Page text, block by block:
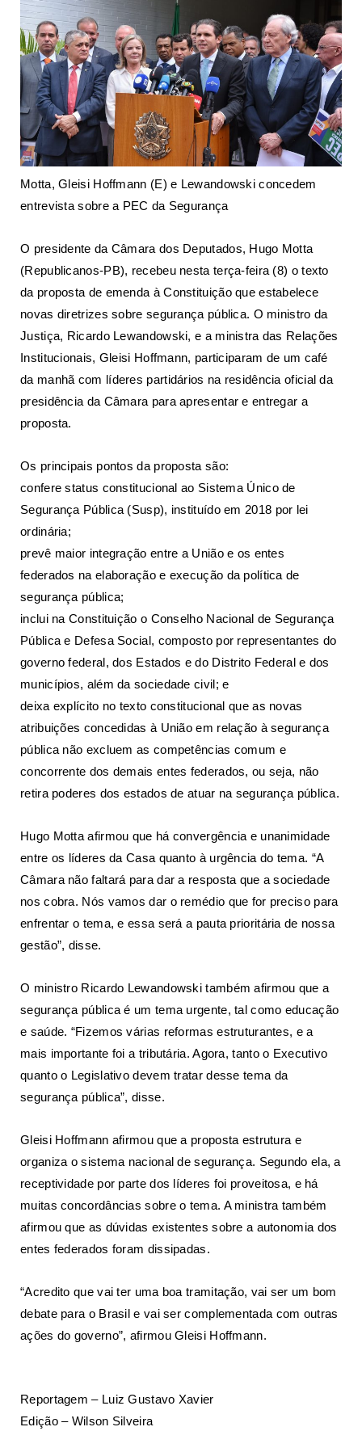
Motta, Gleisi Hoffmann (E) e Lewandowski concedem
entrevista sobre a PEC da Segurança
O presidente da Câmara dos Deputados, Hugo Motta
(Republicanos-PB), recebeu nesta terça-feira (8) o texto
da proposta de emenda à Constituição que estabelece
novas diretrizes sobre segurança pública. O ministro da
Justiça, Ricardo Lewandowski, e a ministra das Relações
Institucionais, Gleisi Hoffmann, participaram de um café
da manhã com líderes partidários na residência oficial da
presidência da Câmara para apresentar e entregar a
proposta.
Os principais pontos da proposta são:
confere status constitucional ao Sistema Único de
Segurança Pública (Susp), instituído em 2018 por lei
ordinária;
prevê maior integração entre a União e os entes
federados na elaboração e execução da política de
segurança pública;
inclui na Constituição o Conselho Nacional de Segurança
Pública e Defesa Social, composto por representantes do
governo federal, dos Estados e do Distrito Federal e dos
municípios, além da sociedade civil; e
deixa explícito no texto constitucional que as novas
atribuições concedidas à União em relação à segurança
pública não excluem as competências comum e
concorrente dos demais entes federados, ou seja, não
retira poderes dos estados de atuar na segurança pública.
Hugo Motta afirmou que há convergência e unanimidade
entre os líderes da Casa quanto à urgência do tema. “A
Câmara não faltará para dar a resposta que a sociedade
nos cobra. Nós vamos dar o remédio que for preciso para
enfrentar o tema, e essa será a pauta prioritária de nossa
gestão”, disse.
O ministro Ricardo Lewandowski também afirmou que a
segurança pública é um tema urgente, tal como educação
e saúde. “Fizemos várias reformas estruturantes, e a
mais importante foi a tributária. Agora, tanto o Executivo
quanto o Legislativo devem tratar desse tema da
segurança pública”, disse.
Gleisi Hoffmann afirmou que a proposta estrutura e
organiza o sistema nacional de segurança. Segundo ela, a
receptividade por parte dos líderes foi proveitosa, e há
muitas concordâncias sobre o tema. A ministra também
afirmou que as dúvidas existentes sobre a autonomia dos
entes federados foram dissipadas.
“Acredito que vai ter uma boa tramitação, vai ser um bom
debate para o Brasil e vai ser complementada com outras
ações do governo”, afirmou Gleisi Hoffmann.
Reportagem – Luiz Gustavo Xavier
Edição – Wilson Silveira